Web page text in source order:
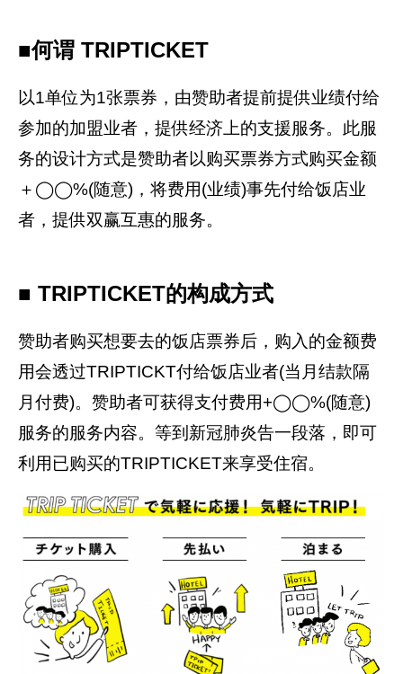
■何谓 TRIPTICKET
以1单位为1张票券，由赞助者提前提供业绩付给
参加的加盟业者，提供经济上的支援服务。此服
务的设计方式是赞助者以购买票券方式购买金额
＋◯◯%(随意)，将费用(业绩)事先付给饭店业
者，提供双赢互惠的服务。
■ TRIPTICKET的构成方式
赞助者购买想要去的饭店票券后，购入的金额费
用会透过TRIPTICKT付给饭店业者(当月结款隔
月付费)。赞助者可获得支付费用+◯◯%(随意)
服务的服务内容。等到新冠肺炎告一段落，即可
利用已购买的TRIPTICKET来享受住宿。